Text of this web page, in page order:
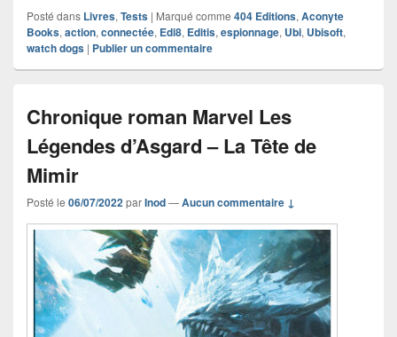
Posté dans Livres, Tests | Marqué comme 404 Editions, Aconyte
Books, action, connectée, Edi8, Editis, espionnage, Ubi, Ubisoft,
watch dogs | Publier un commentaire
Chronique roman Marvel Les
Légendes d’Asgard – La Tête de
Mimir
Posté le 06/07/2022 parInod—Aucun commentaire ↓